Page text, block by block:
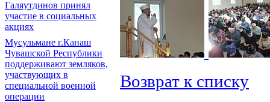
Галяутдинов принял
участие в социальных
акциях
Мусульмане г.Канаш
Чувашской Республики
поддерживают земляков,
участвующих в
специальной военной
операции
Возврат к списку